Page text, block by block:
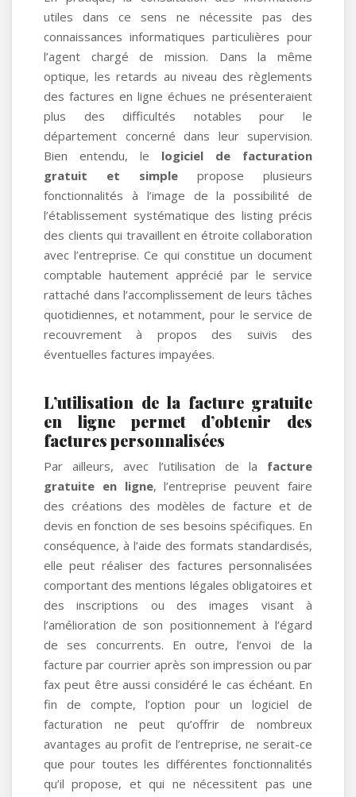
utiles dans ce sens ne nécessite pas des
connaissances informatiques particulières pour
l’agent chargé de mission. Dans la même
optique, les retards au niveau des règlements
des factures en ligne échues ne présenteraient
plus des difficultés notables pour le
département concerné dans leur supervision.
Bien entendu, le logiciel de facturation
gratuit et simple propose plusieurs
fonctionnalités à l’image de la possibilité de
l’établissement systématique des listing précis
des clients qui travaillent en étroite collaboration
avec l’entreprise. Ce qui constitue un document
comptable hautement apprécié par le service
rattaché dans l’accomplissement de leurs tâches
quotidiennes, et notamment, pour le service de
recouvrement à propos des suivis des
éventuelles factures impayées.
L’utilisation de la facture gratuite
en ligne permet d’obtenir des
factures personnalisées
Par ailleurs, avec l’utilisation de la facture
gratuite en ligne, l’entreprise peuvent faire
des créations des modèles de facture et de
devis en fonction de ses besoins spécifiques. En
conséquence, à l’aide des formats standardisés,
elle peut réaliser des factures personnalisées
comportant des mentions légales obligatoires et
des inscriptions ou des images visant à
l’amélioration de son positionnement à l’égard
de ses concurrents. En outre, l’envoi de la
facture par courrier après son impression ou par
fax peut être aussi considéré le cas échéant. En
fin de compte, l’option pour un logiciel de
facturation ne peut qu’offrir de nombreux
avantages au profit de l’entreprise, ne serait-ce
que pour toutes les différentes fonctionnalités
qu’il propose, et qui ne nécessitent pas une